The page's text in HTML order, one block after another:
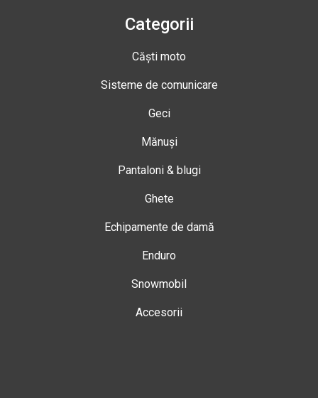
Categorii
Căști moto
Sisteme de comunicare
Geci
Mănuși
Pantaloni & blugi
Ghete
Echipamente de damă
Enduro
Snowmobil
Accesorii